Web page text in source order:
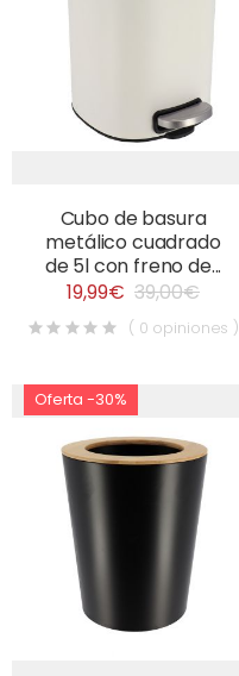
Cubo de basura
metálico cuadrado
de 5l con freno de...
19,99€ 39,00€
( 0 opiniones )
Oferta -30%